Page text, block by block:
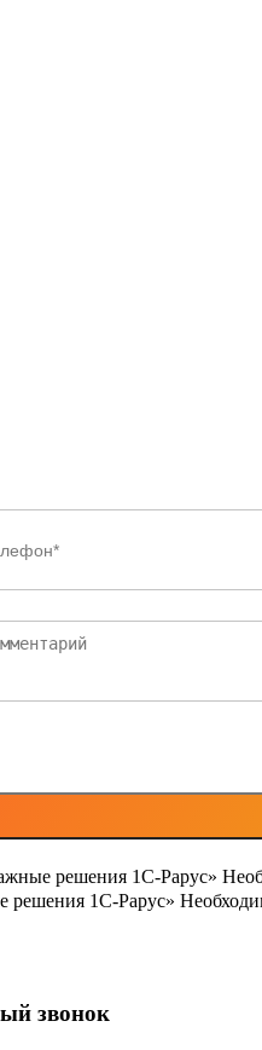
решения 1С-Рарус»
решения 1С-Рарус»
звонок